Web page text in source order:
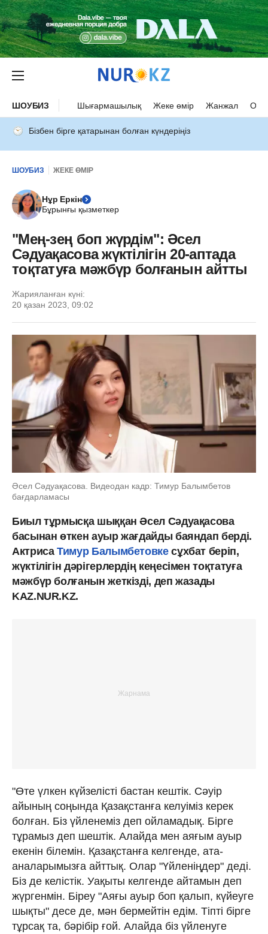
ШОУБИЗ Шығармашылық Жеке өмір Жанжал
Бізбен бірге қатарынан болған күндеріңіз
ШОУБИЗ ЖЕКЕ ӨМІР
Нұр Еркін
Бұрынғы қызметкер
"Мең-зең боп жүрдім": Әсел
Сәдуақасова жүктілігін 20-аптада
тоқтатуға мәжбүр болғанын айтты
Жарияланған күні:
20 қазан 2023, 09:02
Әсел Сәдуақасова. Видеодан кадр: Тимур Балымбетов
бағдарламасы
Биыл тұрмысқа шыққан Әсел Сәдуақасова
басынан өткен ауыр жағдайды баяндап берді.
АктрисаТимур Балымбетовкесұхбат беріп,
жүктілігін дәрігерлердің кеңесімен тоқтатуға
мәжбүр болғанын жеткізді, деп жазады
KAZ.NUR.KZ.
"Өте үлкен күйзелісті бастан кештік. Сәуір
айының соңында Қазақстанға келуіміз керек
болған. Біз үйленеміз деп ойламадық. Бірге
тұрамыз деп шештік. Алайда мен аяғым ауыр
екенін білемін. Қазақстанға келгенде, ата-
аналарымызға айттық. Олар "Үйленіңдер" деді.
Біз де келістік. Уақыты келгенде айтамын деп
жүргенмін. Біреу "Аяғы ауыр боп қалып, күйеуге
шықты" десе де, мән бермейтін едім. Тіпті бірге
тұрсақ та, бәрібір ғой. Алайда біз үйленуге